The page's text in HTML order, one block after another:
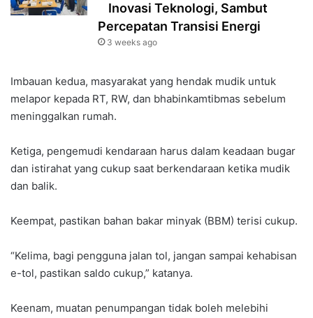
Inovasi Teknologi, Sambut
Percepatan Transisi Energi
3 weeks ago
Imbauan kedua, masyarakat yang hendak mudik untuk
melapor kepada RT, RW, dan bhabinkamtibmas sebelum
meninggalkan rumah.
Ketiga, pengemudi kendaraan harus dalam keadaan bugar
dan istirahat yang cukup saat berkendaraan ketika mudik
dan balik.
Keempat, pastikan bahan bakar minyak (BBM) terisi cukup.
“Kelima, bagi pengguna jalan tol, jangan sampai kehabisan
e-tol, pastikan saldo cukup,” katanya.
Keenam, muatan penumpangan tidak boleh melebihi